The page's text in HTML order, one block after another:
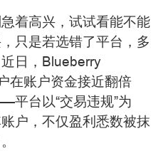
着高兴，试试看能不能
只是若选错了平台，多
日，Blueberry
在账户资金接近翻倍
平台以“交易违规”为
户，不仅盈利悉数被抹